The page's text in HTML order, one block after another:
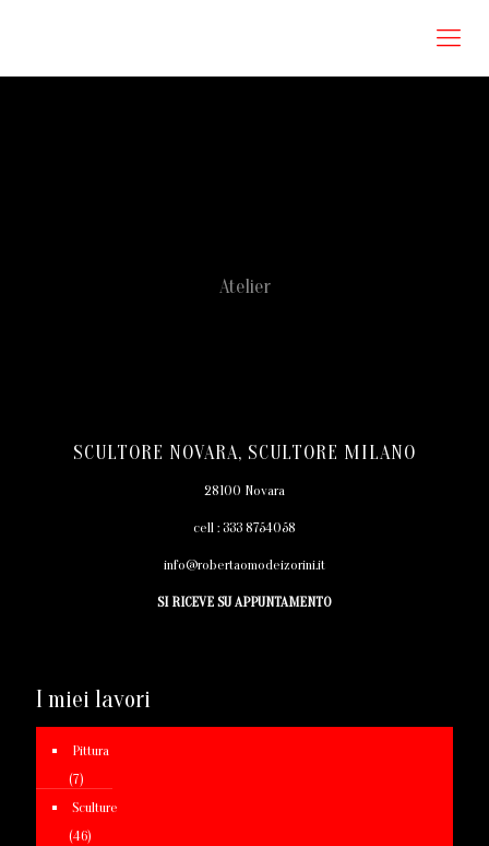
Atelier
SCULTORE NOVARA, SCULTORE MILANO
28100 Novara
cell : 333 8754058
info@robertaomodeizorini.it
SI RICEVE SU APPUNTAMENTO
I miei lavori
Pittura
(7)
Sculture
(46)